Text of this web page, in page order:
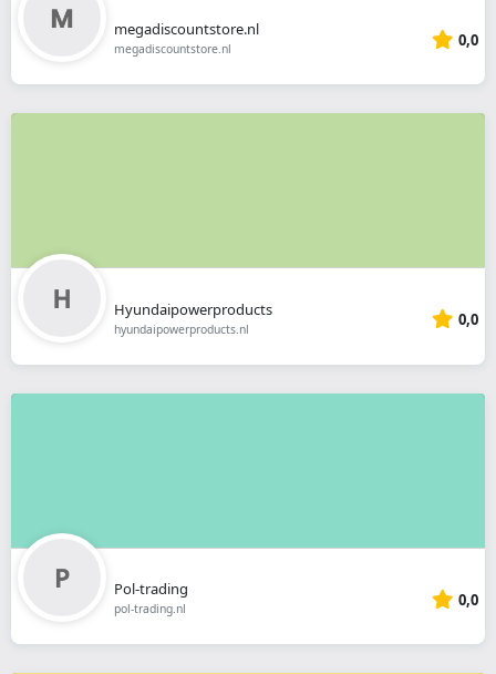
megadiscountstore.nl
megadiscountstore.nl 0,0
Hyundaipowerproducts
hyundaipowerproducts.nl 0,0
Pol-trading
pol-trading.nl 0,0